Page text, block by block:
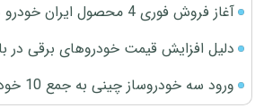
آغاز فروش فوری 4 محصول ایران خودرو در نمایندگی‌ها
دلیل افزایش قیمت خودروهای برقی در
ورود سه خودروساز چینی به جمع 10 خودروساز برتر جهان